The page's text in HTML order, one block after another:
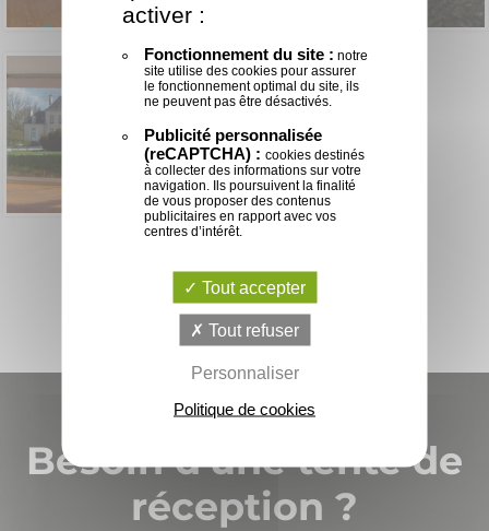
Besoin d'une tente de
réception ?
activer :
Fonctionnement du site : notre
site utilise des cookies pour assurer
le fonctionnement optimal du site, ils
ne peuvent pas être désactivés.
Publicité personnalisée
(reCAPTCHA) : cookies destinés
à collecter des informations sur votre
navigation. Ils poursuivent la finalité
de vous proposer des contenus
publicitaires en rapport avec vos
centres d’intérêt.
Tout accepter
Tout refuser
Personnaliser
Politique de cookies